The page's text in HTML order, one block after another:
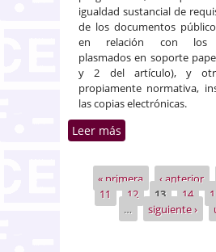
igualdad sustancial de
de los documentos
en relación con los
plasmados en soporte
y 2 del artículo), y
propiamente normativa,
las copias electrónicas.
Leer más
contenida en el
la Ley del
Páginas
« primera ‹ anterior
11
12 13 14
…
siguiente ›